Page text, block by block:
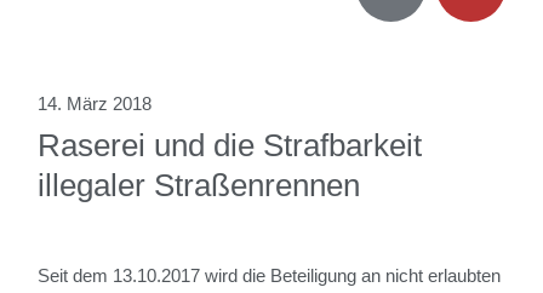
14. März 2018
Raserei und die Strafbarkeit
illegaler Straßenrennen
Seit dem 13.10.2017 wird die Beteiligung an nicht erlaubten